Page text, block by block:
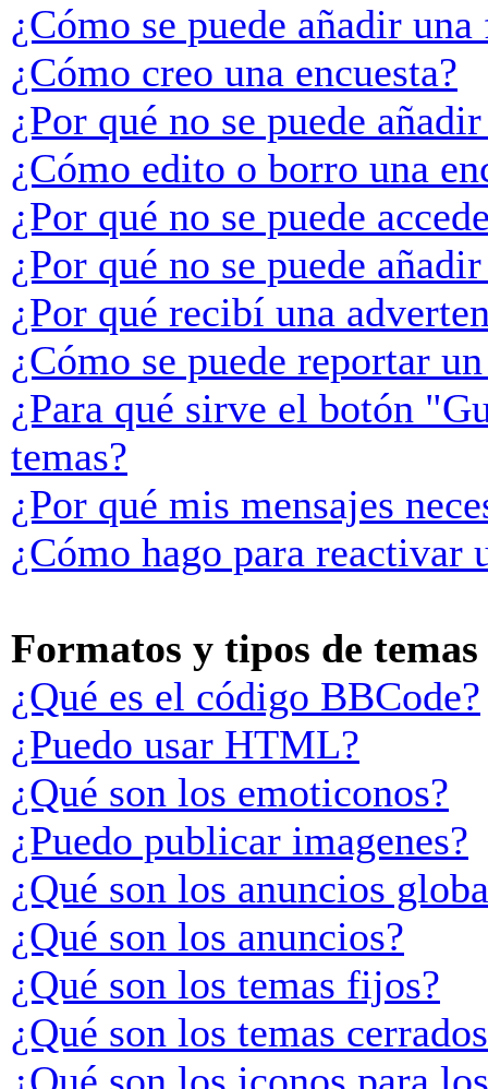
¿Cómo se puede añadir
¿Cómo creo una encuesta?
¿Por qué no se puede
¿Cómo edito o borro una
¿Por qué no se puede
¿Por qué no se puede
¿Por qué recibí una
¿Cómo se puede reportar
¿Para qué sirve el botón
temas?
¿Por qué mis mensajes
¿Cómo hago para reactivar
Formatos y tipos de temas
¿Qué es el código BBCode?
¿Puedo usar HTML?
¿Qué son los emoticonos?
¿Puedo publicar imagenes?
¿Qué son los anuncios
¿Qué son los anuncios?
¿Qué son los temas fijos?
¿Qué son los temas